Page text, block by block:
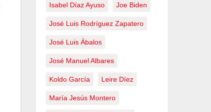
Isabel Díaz Ayuso Joe Biden
José Luis Rodríguez Zapatero
José Luis Ábalos
José Manuel Albares
Koldo García Leire Díez
María Jesús Montero